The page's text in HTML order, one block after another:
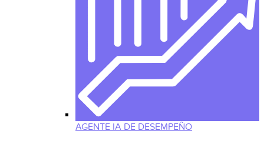
AGENTE IA DE DESEMPEÑO